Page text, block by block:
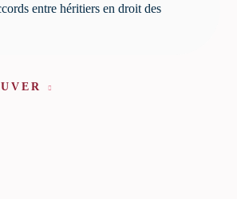
entre héritiers en droit des